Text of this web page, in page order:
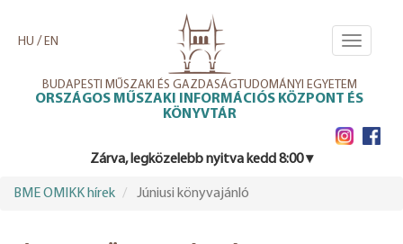
tartalomra
BUDAPESTI MŰSZAKI ÉS GAZDASÁGTUDOMÁNYI EGYETEM
ORSZÁGOS MŰSZAKI INFORMÁCIÓS KÖZPONT ÉS
KÖNYVTÁR
HU / EN
Zárva, legközelebb nyitva kedd 8:00 ▾
Toggle
BME OMIKK hírek Júniusi könyvajánló